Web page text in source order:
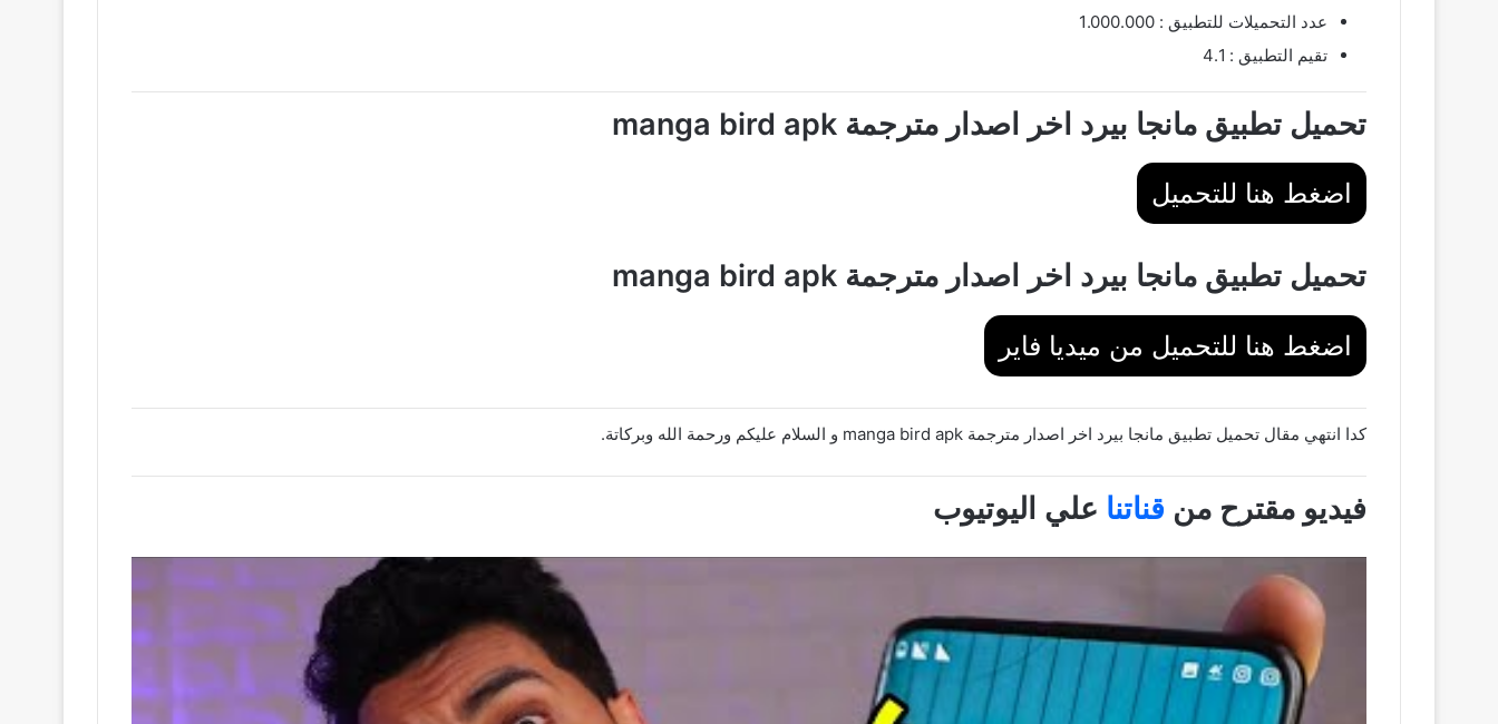
عدد التحميلات للتطبيق : 1.000.000
تقيم التطبيق : 4.1
تحميل تطبيق مانجا بيرد اخر اصدار مترجمة manga bird apk
اضغط هنا للتحميل
تحميل تطبيق مانجا بيرد اخر اصدار مترجمة manga bird apk
اضغط هنا للتحميل من ميديا فاير
كدا انتهي مقال تحميل تطبيق مانجا بيرد اخر اصدار مترجمة manga bird apk و السلام عليكم ورحمة الله وبركاتة.
فيديو مقترح من قناتنا علي اليوتيوب